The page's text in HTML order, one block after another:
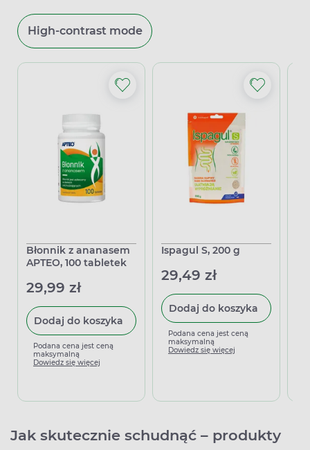
High-contrast mode
Błonnik z ananasem
APTEO, 100 tabletek
29,99 zł
Dodaj do koszyka
Podana cena jest ceną
maksymalną
Dowiedz się więcej
Ispagul S, 200 g
29,49 zł
Dodaj do koszyka
Podana cena jest ceną
maksymalną
Dowiedz się więcej
Jak skutecznie schudnąć – produkty